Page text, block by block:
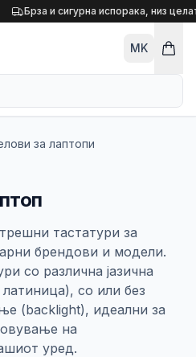
Брза и сигурна испорака, низ
MK
за лаптопи
тастатури за
брендови и модели.
со различна јазична
со или без
(backlight), идеални за
на
уред.